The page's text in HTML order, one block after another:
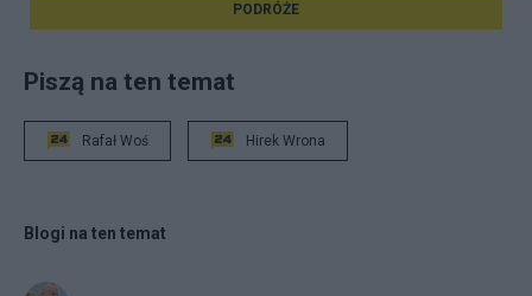
PODRÓŻE
Piszą na ten temat
Rafał Woś Hirek Wrona
Blogi na ten temat